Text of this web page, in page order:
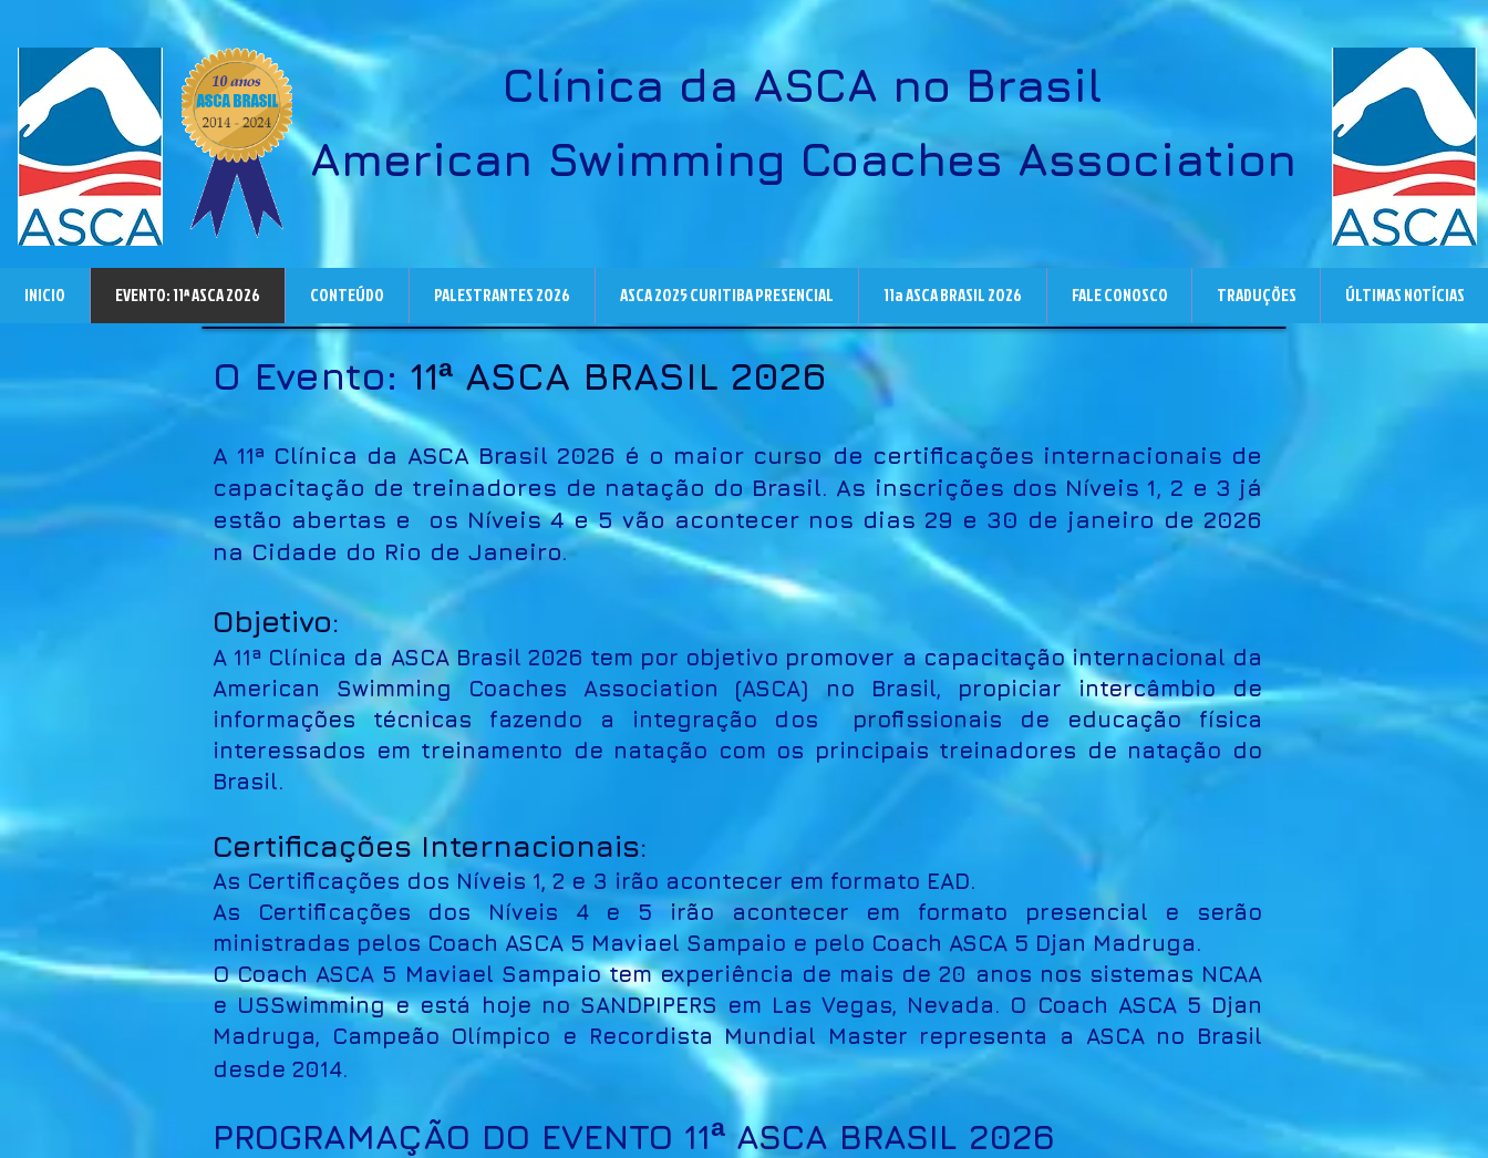
Clínica da ASCA no Brasil
American Swimming Coaches Association
INICIO EVENTO: 11ª ASCA 2026 CONTEÚDO PALESTRANTES 2026 ASCA 2025 CURITIBA PRESENCIAL 11a ASCA BRASIL 2026 FALE CONOSCO TRADUÇÕES ÚLTIMAS NOTÍCIAS
O Evento: 11ª ASCA BRASIL 2026
A 11ª Clínica da ASCA Brasil 2026 é o maior curso de certificações internacionais de
capacitação de treinadores de natação do Brasil. As inscrições dos Níveis 1, 2 e 3 já
estão abertas e os Níveis 4 e 5 vão acontecer nos dias 29 e 30 de janeiro de 2026
na Cidade do Rio de Janeiro.
Objetivo:
A 11ª Clínica da ASCA Brasil 2026 tem por objetivo promover a capacitação internacional da
American Swimming Coaches Association (ASCA) no Brasil, propiciar intercâmbio de
informações técnicas fazendo a integração dos profissionais de educação física
interessados em treinamento de natação com os principais treinadores de natação do
Brasil.
Certificações Internacionais:
As Certificações dos Níveis 1, 2 e 3 irão acontecer em formato EAD.
As Certificações dos Níveis 4 e 5 irão acontecer em formato presencial e serão
ministradas pelos Coach ASCA 5 Maviael Sampaio e pelo Coach ASCA 5 Djan Madruga.
O Coach ASCA 5 Maviael Sampaio tem experiência de mais de 20 anos nos sistemas NCAA
e USSwimming e está hoje no SANDPIPERS em Las Vegas, Nevada. O Coach ASCA 5 Djan
Madruga, Campeão Olímpico e Recordista Mundial Master representa a ASCA no Brasil
desde 2014.
PROGRAMAÇÃO DO EVENTO 11ª ASCA BRASIL 2026